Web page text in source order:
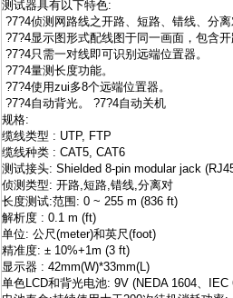
测试器具有以下特色:
?7?4侦测网路线之开路、短路、错线、分离
?7?4显示图形式配线图于同一画面，包含
?7?4只需一对线即可识别远端位置器。
?7?4量测长度功能。
?7?4使用zui多8个远端位置器。
?7?4自动背光。 ?7?4自动关机
规格:
缆线类型 : UTP, FTP
缆线种类 : CAT5, CAT6
测试接头: Shielded 8-pin modular jack
侦测类型: 开路,短路,错线,分离对
长度测试:范围: 0 ~ 255 m (836 ft)
解析度 : 0.1 m (ft)
单位: 公尺(meter)和英尺(foot)
精准度: ± 10%+1m (3 ft)
显示器 : 42mm(W)*33mm(L)
单色LCD和背光电池: 9V (NEDA 1604、